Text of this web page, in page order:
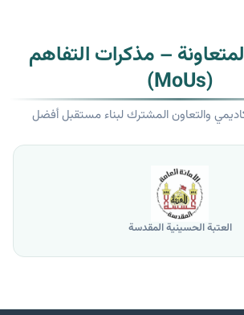
– مذكرات التفاهم
(MoUs)
والتعاون المشترك لبناء مستقبل أفضل
العتبة الحسينية المقدسة